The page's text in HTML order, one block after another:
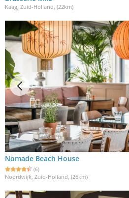
Kaag, Zuid-Holland , (22km)
Nomade Beach House
(6)
Noordwijk, Zuid-Holland, (26km)